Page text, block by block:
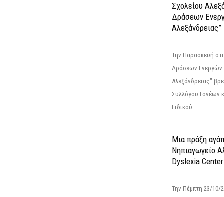
Σχολείου
Δράσεων
Αλεξάνδρειας”
Την Παρασκευή
Δράσεων Ενεργών
Αλεξάνδρειας"
Συλλόγου Γονέων
Ειδικού...
Μια πράξη
Νηπιαγωγείο
Dyslexia
Την Πέμπτη 23/